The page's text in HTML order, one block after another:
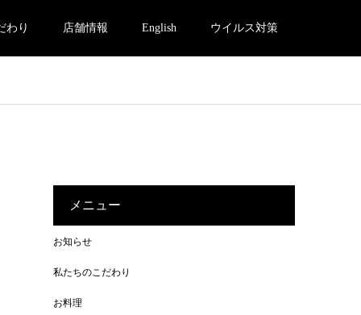
わり 店舗情報 English ウイルス対策
メニュー
お知らせ
私たちのこだわり
お料理